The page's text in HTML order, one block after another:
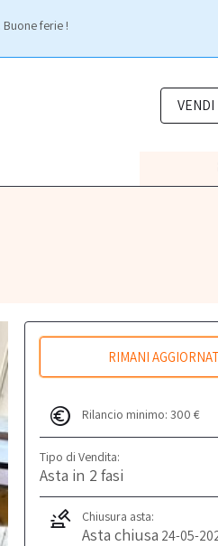
ferie !
VENDI
RIMANI
Rilancio minimo: 300 €
Tipo di Vendita:
Asta in 2 fasi
Chiusura asta:
Asta chiusa 24-05-